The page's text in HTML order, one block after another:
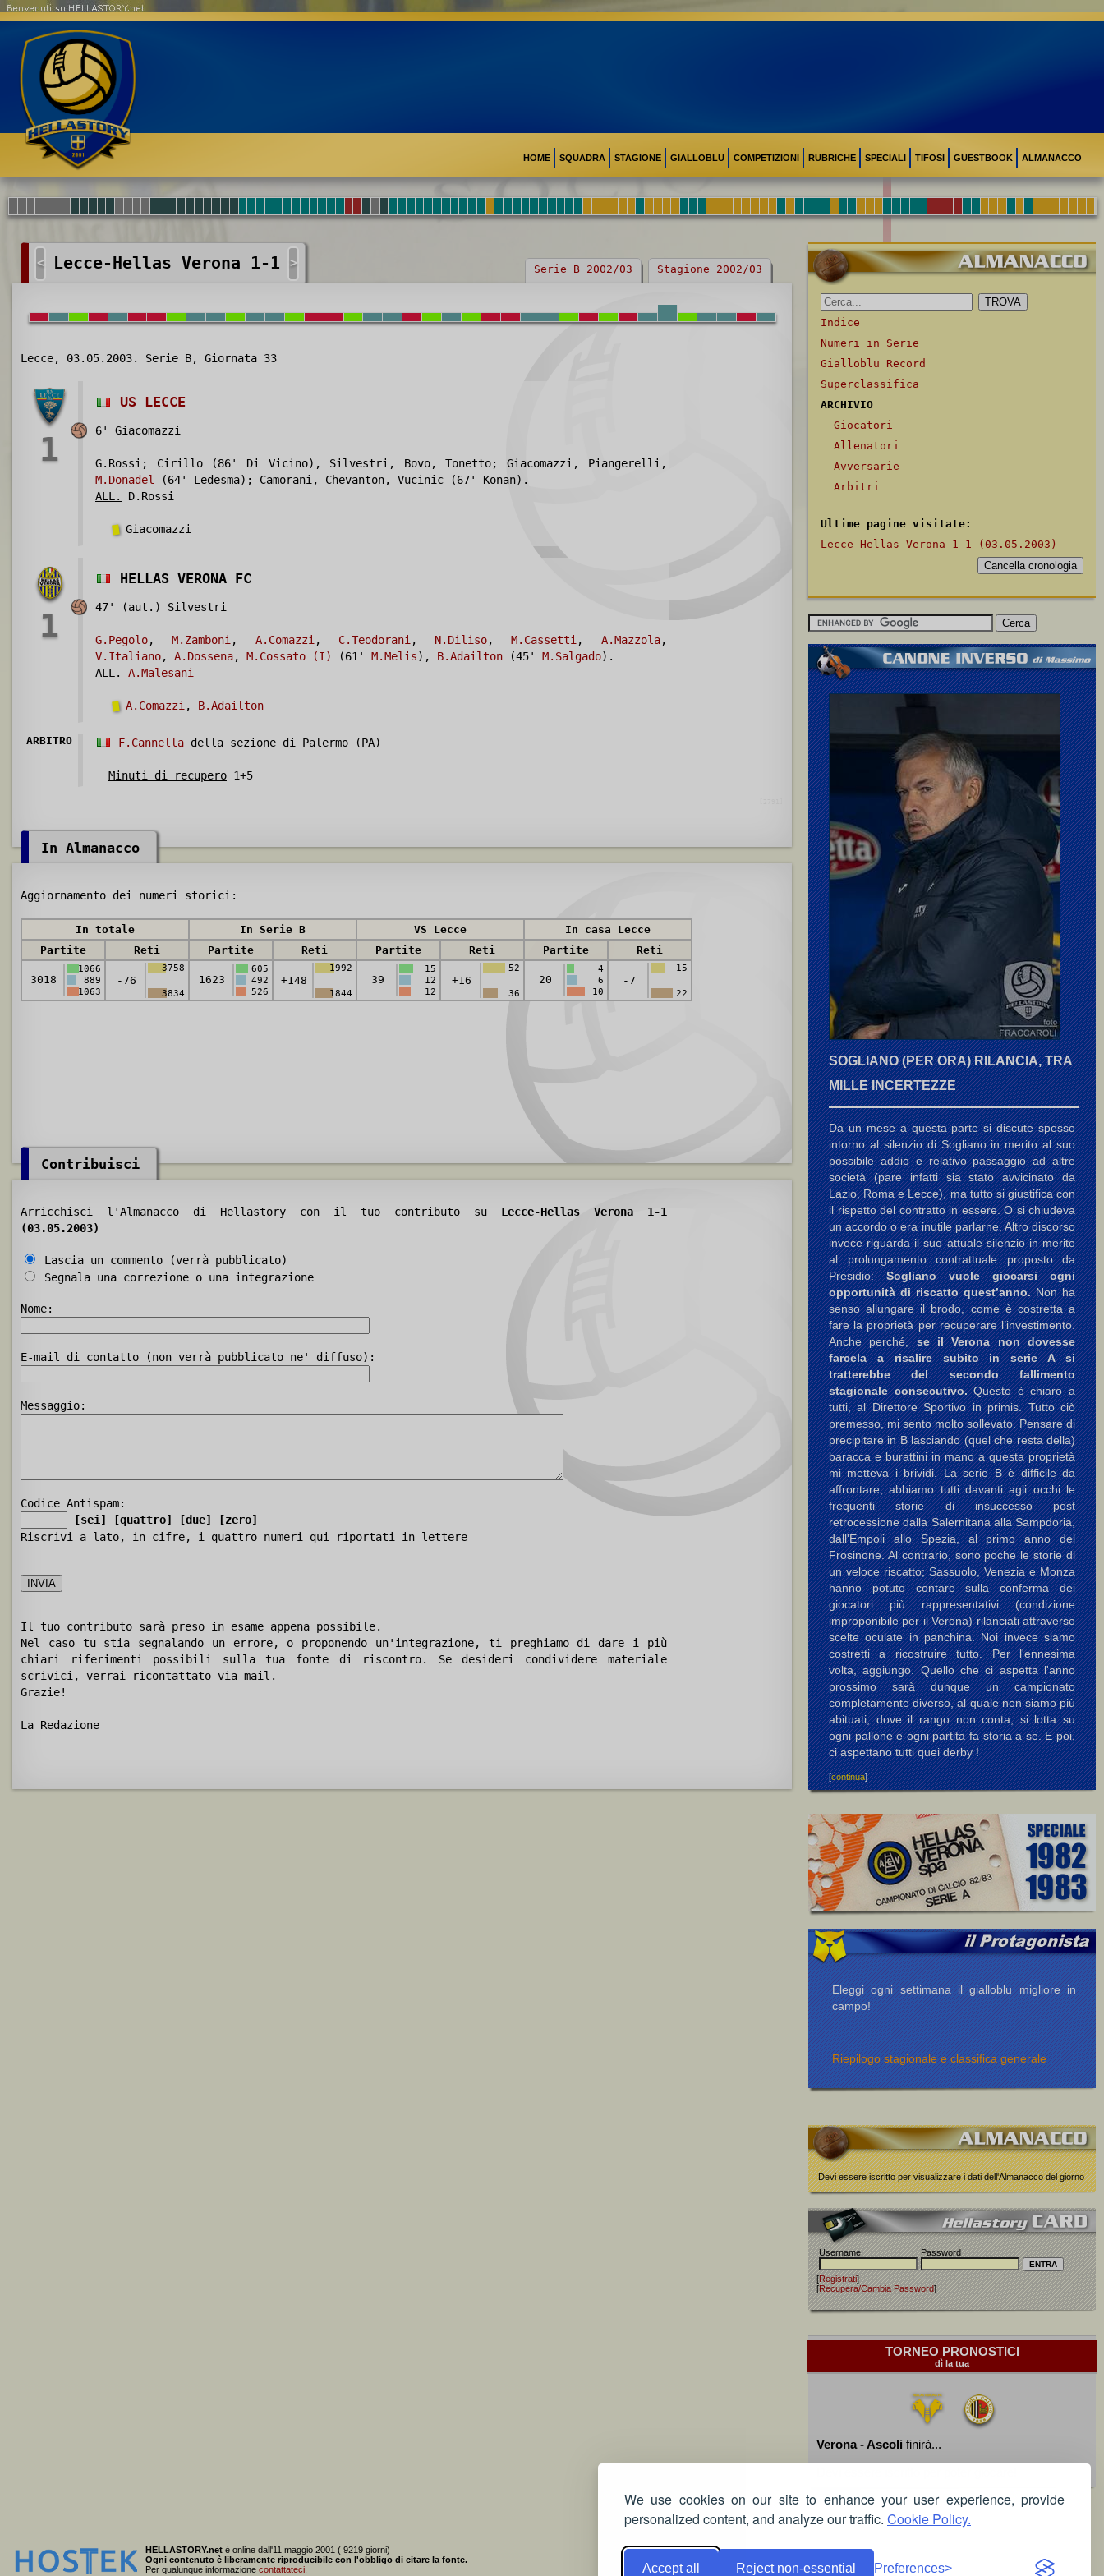
We use cookies on our site to enhance your user experience, provide
personalized content, and analyze our traffic. Cookie Policy.
Accept all Reject non-essential Preferences
HOME SQUADRA STAGIONE GIALLOBLU COMPETIZIONI RUBRICHE SPECIALI TIFOSI GUESTBOOK ALMANACCO
Benvenuti su HELLASTORY.net
< Lecce-Hellas Verona 1-1 > Serie B 2002/03 Stagione 2002/03
Lecce, 03.05.2003. Serie B, Giornata 33
1
US LECCE
6' Giacomazzi
G.Rossi; Cirillo (86' Di Vicino), Silvestri, Bovo, Tonetto; Giacomazzi, Piangerelli,
M.Donadel
(64' Ledesma); Camorani, Chevanton, Vucinic (67' Konan).
ALL.
D.Rossi
Giacomazzi
1
HELLAS VERONA FC
47' (aut.) Silvestri
G.Pegolo,M.Zamboni , A.Comazzi , C.Teodorani , N.Diliso,M.Cassetti , A.Mazzola,
V.Italiano, A.Dossena, M.Cossato (I) (61' M.Melis), B.Adailton (45' M.Salgado).
ALL.
A.Malesani
A.Comazzi , B.Adailton
ARBITRO F.Cannella della sezione di Palermo (PA)
Minuti di recupero 1+5
In Almanacco
Aggiornamento dei numeri storici:
In totale In Serie B VS Lecce
In casa Lecce
Partite
Reti Partite Reti Partite Reti Partite Reti
3018
1066
889
1063
-76
3758
3834
1623
605
492
526
+148
1992
1844
39
15
12
12
+16
52
36
20
4
6
10
-7
15
22
Contribuisci
Arricchisci l'Almanacco di Hellastory con il tuo contributo su Lecce-Hellas Verona 1-1
(03.05.2003)
Lascia un commento (verrà pubblicato)
Segnala una correzione o una integrazione
Nome:
E-mail di contatto (non verrà pubblicato ne' diffuso):
Messaggio:
Codice Antispam:
[sei]
[quattro] [due]
[zero]
Riscrivi a lato, in cifre, i quattro numeri qui riportati in lettere
Il tuo contributo sarà preso in esame appena possibile.
Nel caso tu stia segnalando un errore, o proponendo un'integrazione, ti preghiamo di dare i più
chiari riferimenti possibili sulla tua fonte di riscontro. Se desideri condividere materiale
scrivici, verrai ricontattato via mail.
Grazie!
La Redazione
Indice
Numeri in Serie
Gialloblu Record
Superclassifica
ARCHIVIO
Giocatori
Allenatori
Avversarie
Arbitri
Ultime pagine visitate:
Lecce-Hellas Verona 1-1 (03.05.2003)
SOGLIANO (PER ORA) RILANCIA, TRA
MILLE INCERTEZZE
Da un mese a questa parte si discute spesso
intorno al silenzio di Sogliano in merito al suo
possibile addio e relativo passaggio ad altre
società (pare infatti sia stato avvicinato da
Lazio, Roma e Lecce), ma tutto si giustifica con
il rispetto del contratto in essere. O si chiudeva
un accordo o era inutile parlarne. Altro discorso
invece riguarda il suo attuale silenzio in merito
al prolungamento contrattuale proposto da
Presidio:Sogliano vuole giocarsi ogni
opportunità di riscatto quest’anno.Non ha
senso allungare il brodo, come è costretta a
fare la proprietà per recuperare l’investimento.
Anche perché,se il Verona non dovesse
farcela a risalire subito in serie A si
tratterebbe del secondo fallimento
stagionale consecutivo.Questo è chiaro a
tutti, al Direttore Sportivo in primis. Tutto ciò
premesso, mi sento molto sollevato. Pensare di
precipitare in B lasciando (quel che resta della)
baracca e burattini in mano a questa proprietà
mi metteva i brividi. La serie B è difficile da
affrontare, abbiamo tutti davanti agli occhi le
frequenti storie di insuccesso post
retrocessione dalla Salernitana alla Sampdoria,
dall'Empoli allo Spezia, al primo anno del
Frosinone. Al contrario, sono poche le storie di
un veloce riscatto; Sassuolo, Venezia e Monza
hanno potuto contare sulla conferma dei
giocatori più rappresentativi (condizione
improponibile per il Verona) rilanciati attraverso
scelte oculate in panchina. Noi invece siamo
costretti a ricostruire tutto. Per l'ennesima
volta, aggiungo. Quello che ci aspetta l'anno
prossimo sarà dunque un campionato
completamente diverso, al quale non siamo più
abituati, dove il rango non conta, si lotta su
ogni pallone e ogni partita fa storia a se. E poi,
ci aspettano tutti quei derby !
[continua]
Eleggi ogni settimana il gialloblu migliore in
campo!
Riepilogo stagionale e classifica generale
Devi essere iscritto per visualizzare i dati dell'Almanacco del giorno
Username Password
[Registrati]
[Recupera/Cambia Password]
TORNEO PRONOSTICI
dì la tua
Verona - Ascoli finirà...
HELLASTORY.netè online dall'11 maggio 2001 ( 9219 giorni)
Ogni contenuto è liberamente riproducibile con l'obbligo di citare la fonte.
Per qualunque informazione contattateci.